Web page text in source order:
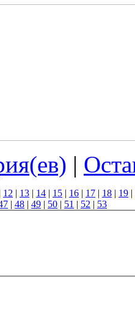
|
12 | 13 | 14 | 15 | 16 | 17 | 18 | 19 |
| 48 | 49 | 50 | 51 | 52 | 53